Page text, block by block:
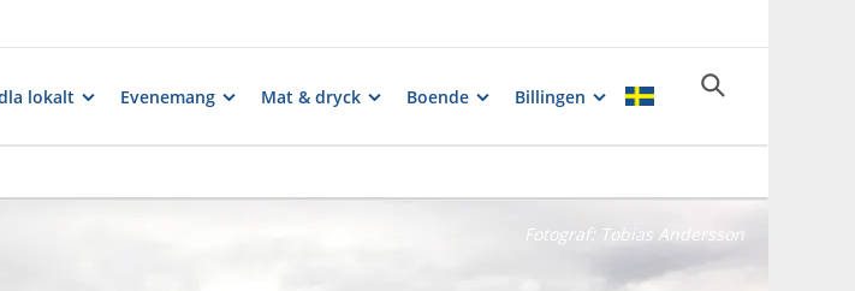
lokalt Evenemang Mat & dryck Boende Billingen
Fotograf: Tobias Andersson